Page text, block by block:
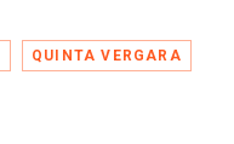
QUINTA VERGARA